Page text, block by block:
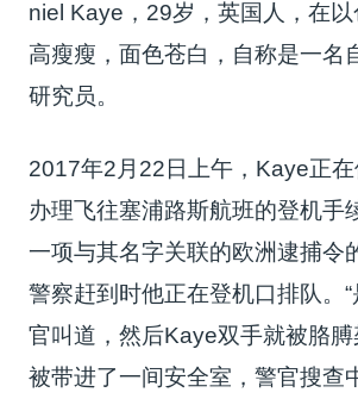
niel Kaye，29岁，英国人，在
高瘦瘦，面色苍白，自称是一名
研究员。
2017年2月22日上午，Kaye正
办理飞往塞浦路斯航班的登机手
一项与其名字关联的欧洲逮捕令
警察赶到时他正在登机口排队。“
官叫道，然后Kaye双手就被胳
被带进了一间安全室，警官搜查